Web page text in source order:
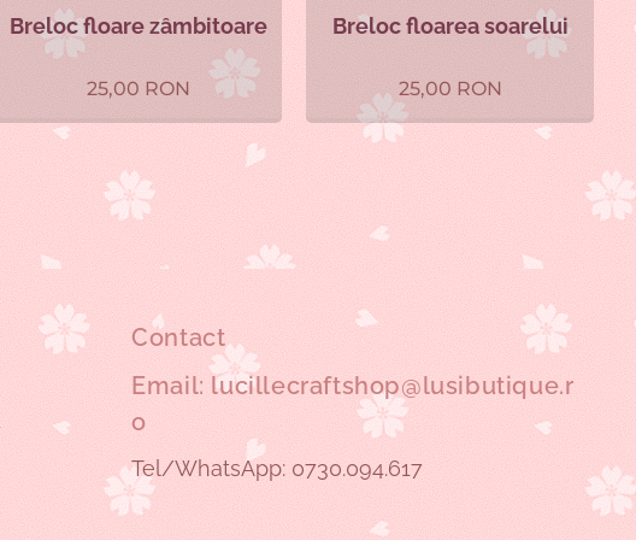
Breloc floare zâmbitoare
25,00 RON
Breloc floarea soarelui
25,00 RON
Contact
Email: lucillecraftshop@lusibutique.r
o
Tel/WhatsApp: 0730.094.617